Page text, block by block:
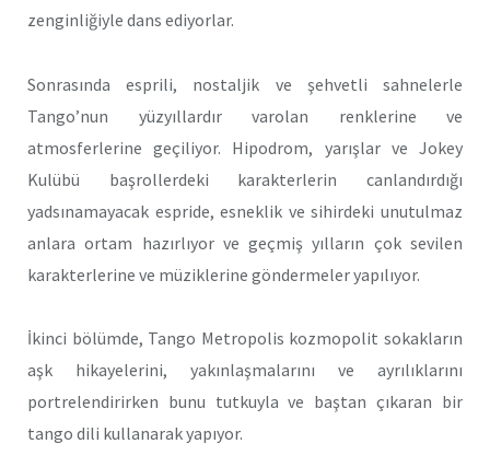
zenginliğiyle dans ediyorlar.
Sonrasında esprili, nostaljik ve şehvetli sahnelerle
Tango’nun yüzyıllardır varolan renklerine ve
atmosferlerine geçiliyor. Hipodrom, yarışlar ve Jokey
Kulübü başrollerdeki karakterlerin canlandırdığı
yadsınamayacak espride, esneklik ve sihirdeki unutulmaz
anlara ortam hazırlıyor ve geçmiş yılların çok sevilen
karakterlerine ve müziklerine göndermeler yapılıyor.
İkinci bölümde, Tango Metropolis kozmopolit sokakların
aşk hikayelerini, yakınlaşmalarını ve ayrılıklarını
portrelendirirken bunu tutkuyla ve baştan çıkaran bir
tango dili kullanarak yapıyor.